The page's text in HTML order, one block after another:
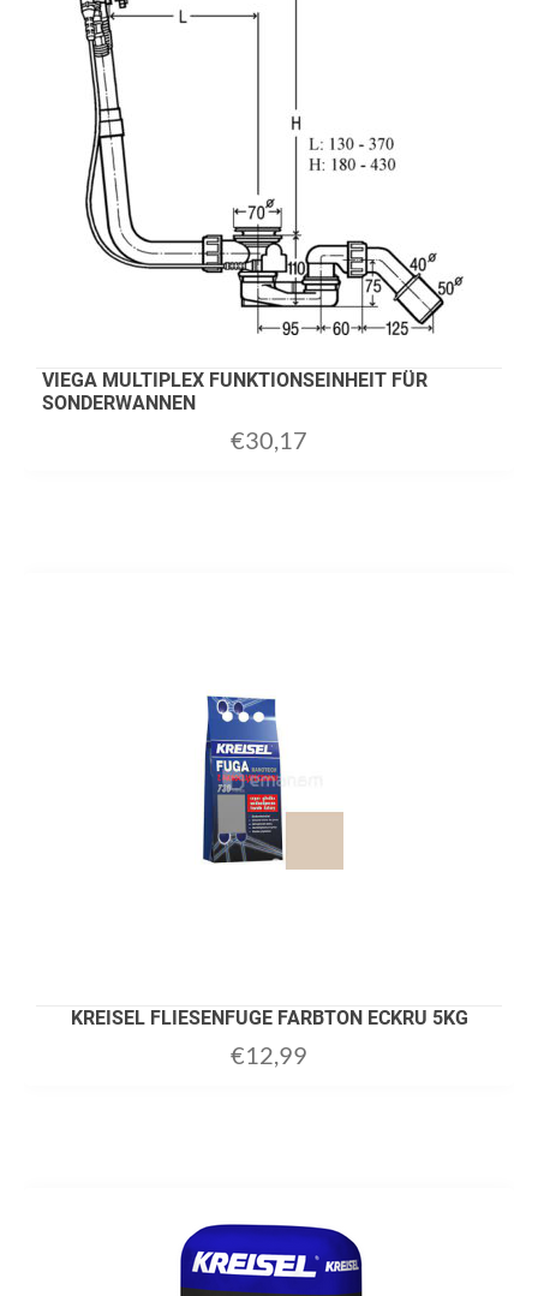
VIEGA MULTIPLEX FUNKTIONSEINHEIT FÜR
SONDERWANNEN
€30,17
KREISEL FLIESENFUGE FARBTON ECKRU 5KG
€12,99